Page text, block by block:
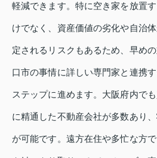
軽減できます。特に空き家を放置
けでなく、資産価値の劣化や自治
定されるリスクもあるため、早め
口市の事情に詳しい専門家と連携
ステップに進めます。大阪府内で
に精通した不動産会社が多数あり
が可能です。遠方在住や多忙な方